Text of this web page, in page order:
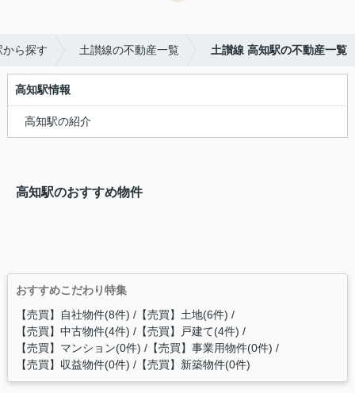
ら探す 土讃線の不動産一覧 土讃線 高知駅の不動産一覧
高知駅情報
高知駅の紹介
高知駅のおすすめ物件
おすすめこだわり特集
【売買】自社物件(8件) 【売買】土地(6件)
【売買】中古物件(4件) 【売買】戸建て(4件)
【売買】マンション(0件) 【売買】事業用物件(0件)
【売買】収益物件(0件) 【売買】新築物件(0件)